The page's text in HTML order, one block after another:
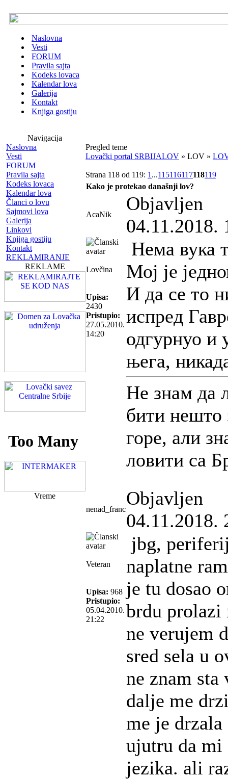
Naslovna
Vesti
FORUM
Pravila sajta
Kodeks lovaca
Kalendar lova
Galerija
Kontakt
Knjiga gostiju
Navigacija
Naslovna
Vesti
FORUM
Pravila sajta
Kodeks lovaca
Kalendar lova
Članci o lovu
Sajmovi lova
Galerija
Linkovi
Knjiga gostiju
Kontakt
REKLAMIRANJE
REKLAME
Vreme
Pregled teme
Lovački portal SRBIJALOV » LOV »
Strana 118 od 119: 1 ...115116117118119
Kako je protekao današnji lov?
AcaNik
Objavljen
04.11.2018.
Lovčina
Upisa:
2430
Pristupio:
27.05.2010.
14:20
Нема вука
Мој је
И да се то
испред
одгурнуо и
њега,
Не знам да
бити нешто
горе, али
ловити са
nenad_franc
Objavljen
04.11.2018.
Veteran
Upisa: 968
Pristupio:
05.04.2010.
21:22
jbg,
naplatne
je tu dosao
brdu prolazi
ne verujem
sred sela u
ne znam
dalje me
me je drzala
ujutru da
jezika. ali